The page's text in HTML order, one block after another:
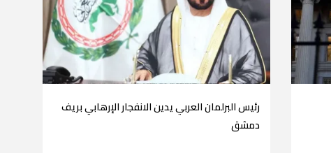
رئيس البرلمان العربي يدين الانفجار الإرهابي بريف
دمشق